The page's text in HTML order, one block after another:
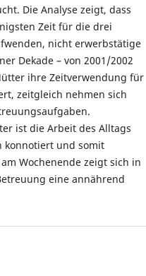
Die Analyse zeigt, dass
Zeit für die drei
nicht erwerbstätige
Dekade – von 2001/2002
ihre Zeitverwendung für
zeitgleich nehmen sich
ist die Arbeit des Alltags
konnotiert und somit
Wochenende zeigt sich in
eine annährend